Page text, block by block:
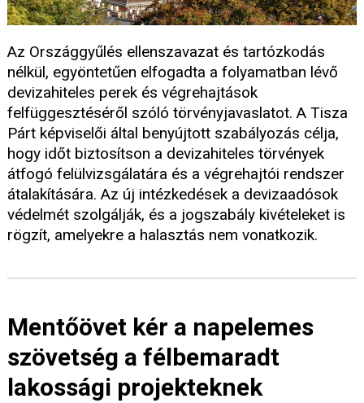
Az Országgyűlés ellenszavazat és tartózkodás
nélkül, egyöntetűen elfogadta a folyamatban lévő
devizahiteles perek és végrehajtások
felfüggesztéséről szóló törvényjavaslatot. A Tisza
Párt képviselői által benyújtott szabályozás célja,
hogy időt biztosítson a devizahiteles törvények
átfogó felülvizsgálatára és a végrehajtói rendszer
átalakítására. Az új intézkedések a devizaadósok
védelmét szolgálják, és a jogszabály kivételeket is
rögzít, amelyekre a halasztás nem vonatkozik.
Mentőövet kér a napelemes
szövetség a félbemaradt
lakossági projekteknek